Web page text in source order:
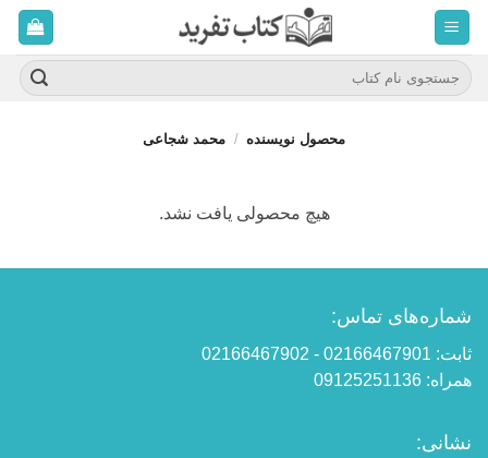
محتوا
برویدجستجو
برای:
محصول نویسنده / محمد شجاعی
هیچ محصولی یافت نشد.
شماره‌های تماس:
ثابت: 02166467901 - 02166467902
همراه: 09125251136
نشانی: